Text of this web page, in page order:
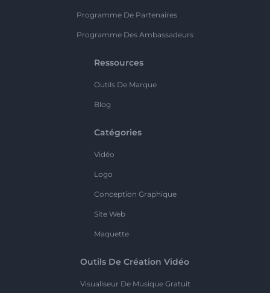
Programme De Partenaires
Programme Des Ambassadeurs
Ressources
Outils De Marque
Blog
Catégories
Vidéo
Logo
Conception Graphique
Site Web
Maquette
Outils De Création Vidéo
Visualiseur De Musique Gratuit